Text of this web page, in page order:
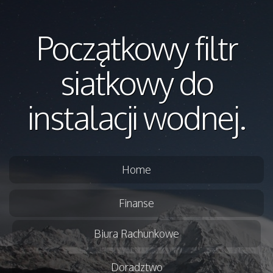
Początkowy filtr
siatkowy do
instalacji wodnej.
Home
Finanse
Biura Rachunkowe
Doradztwo